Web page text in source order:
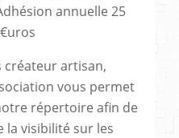
annuelle 25
€uros
créateur artisan,
vous permet
répertoire afin de
la visibilité sur les